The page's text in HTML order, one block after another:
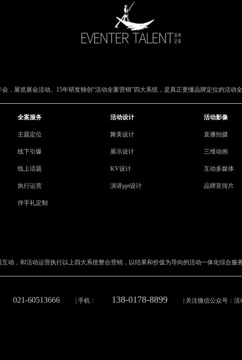
，展览展会活动。15年研发独创“活动全案营销”四大系统，是真正更懂品牌定位的活动全
全案服务
主题定位
线下引爆
线上话题
执行运营
伴手礼定制
活动设计
舞美设计
展示设计
KV设计
演讲ppt设计
活动影像
直播拍摄
三维动画
互动多媒体
品牌宣传片
动，和活动运营执行以上四大系统整合营销，以结果和价值为导向的活动一体化综合服务
021-60513666 | 手机： 138-0178-8899
| 关注微信公众号：